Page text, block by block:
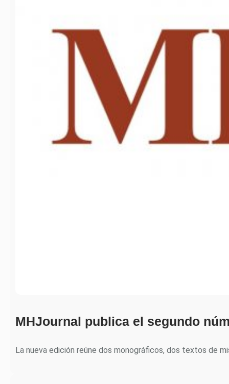
MHJournal publica el segundo
La nueva edición reúne dos monográficos, dos textos de